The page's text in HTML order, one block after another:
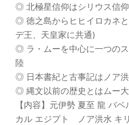
◎ 北極星信仰はシリウス信
◎ 徳之島からヒヒイロカネ
デ王、天皇家に共通)
◎ ラ・ムーを中心に一つの
陸
◎ 日本書紀と古事記はノア
◎ 縄文以前の歴史とはムー
【内容】元伊勢 夏至 龍
カル エジプト ノア洪水 キ